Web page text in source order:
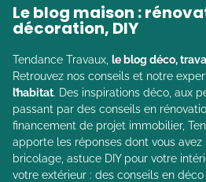
Le blog maison :
décoration, DIY
Tendance Travaux, le blog déco,
Retrouvez nos conseils et notre
l’habitat. Des inspirations déco, aux
passant par des conseils en
financement de projet immobilier,
apporte les réponses dont vous
bricolage, astuce DIY pour votre
votre extérieur : des conseils en déco